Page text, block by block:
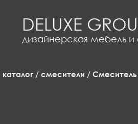
каталог
о
компании
DELUXE
дизайнерская мебель и
каталог / смесители / Смеситель